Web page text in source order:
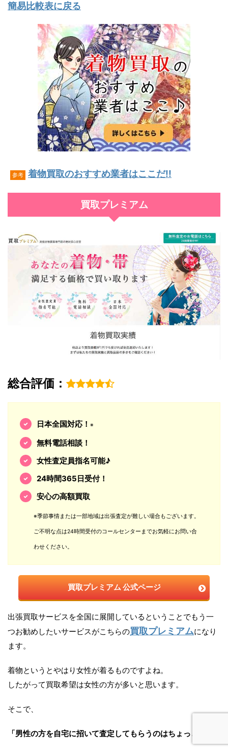
簡易比較表に戻る
参考 着物買取のおすすめ業者はここだ!!
買取プレミアム
総合評価：
日本全国対応！ ※
無料電話相談！
女性査定員指名可能♪
24時間365日受付！
安心の高額買取
※季節事情または一部地域は出張査定が難しい場合もございます。
ご不明な点は24時間受付のコールセンターまでお気軽にお問い合
わせください。
買取プレミアム 公式ページ
出張買取サービスを全国に展開しているということでもう一
つお勧めしたいサービスがこちらの買取プレミアムになり
ます。
着物というとやはり女性が着るものですよね。
したがって買取希望は女性の方が多いと思います。
そこで、
「男性の方を自宅に招いて査定してもらうのはちょっと…」